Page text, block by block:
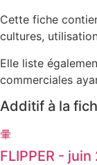
Cette fiche
cultures,
Elle liste
commerciales
Additif à la
FLIPPER -